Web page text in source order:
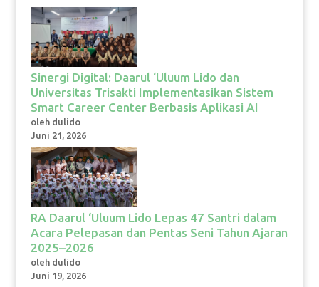
Sinergi Digital: Daarul ‘Uluum Lido dan
Universitas Trisakti Implementasikan Sistem
Smart Career Center Berbasis Aplikasi AI
oleh dulido
Juni 21, 2026
RA Daarul ‘Uluum Lido Lepas 47 Santri dalam
Acara Pelepasan dan Pentas Seni Tahun Ajaran
2025–2026
oleh dulido
Juni 19, 2026